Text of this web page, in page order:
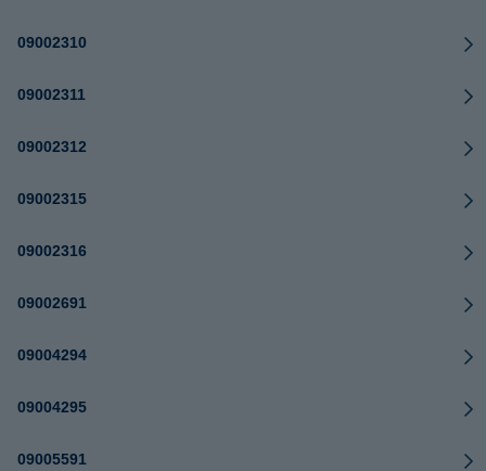
09002310
09002311
09002312
09002315
09002316
09002691
09004294
09004295
09005591